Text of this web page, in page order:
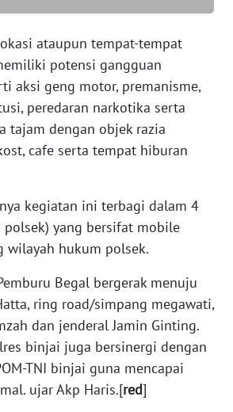
ataupun tempat-tempat
potensi gangguan
aksi geng motor, premanisme,
peredaran narkotika serta
tajam dengan objek razia
cafe serta tempat hiburan
kegiatan ini terbagi dalam 4
polsek) yang bersifat mobile
wilayah hukum polsek.
Begal bergerak menuju
ring road/simpang megawati,
dan jenderal Jamin Ginting.
binjai juga bersinergi dengan
TNI binjai guna mencapai
ujar Akp Haris.[red]